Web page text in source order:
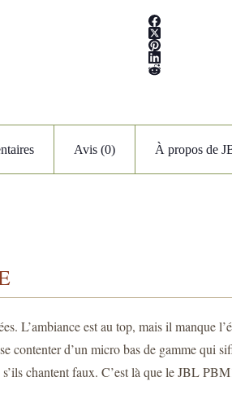
Avis (0) À propos de
L’ambiance est au top, mais il manque
contenter d’un micro bas de gamme qui
chantent faux. C’est là que le JBL